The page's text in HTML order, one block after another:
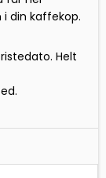
din kaffekop.
Helt